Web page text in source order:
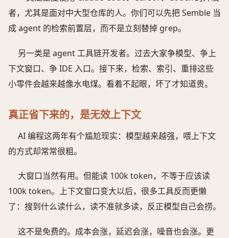
者，尤其是面对中大型仓库的人。你们可以先把 Semble 当
成 agent 的检索前置层，而不是立刻替掉 grep。
另一类是 agent 工具链开发者。过去大家争模型、争上
下文窗口、争 IDE 入口。接下来，检索、索引、重排这些
小零件会越来越像水电煤。看着不起眼，坏了才知道贵。
真正省下来的，是无效上下文
AI 编程这两年有个尴尬现实：模型越来越强，喂上下文
的方式却常常很粗。
大窗口当然有用。但能读 100k token，不等于应该读
100k token。上下文窗口变大以后，很多工具反而更懒
了：搜到什么读什么，读不准就多读，反正模型自己会捞。
这不是免费的。成本会涨，延迟会涨，噪音也会涨。更